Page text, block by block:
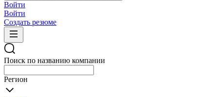
Войти
Войти
Создать резюме
Поиск по названию компании
Регион